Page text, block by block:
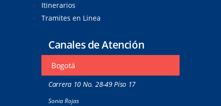
Itinerarios
Tramites en Linea
Canales de Atención
Bogotá
Carrera 10 No. 28-49 Piso 17
Sonia Rojas